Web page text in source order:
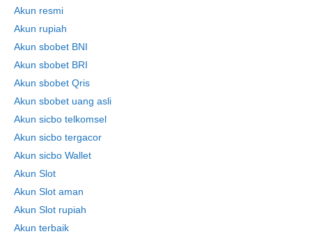
Akun resmi
Akun rupiah
Akun sbobet BNI
Akun sbobet BRI
Akun sbobet Qris
Akun sbobet uang asli
Akun sicbo telkomsel
Akun sicbo tergacor
Akun sicbo Wallet
Akun Slot
Akun Slot aman
Akun Slot rupiah
Akun terbaik